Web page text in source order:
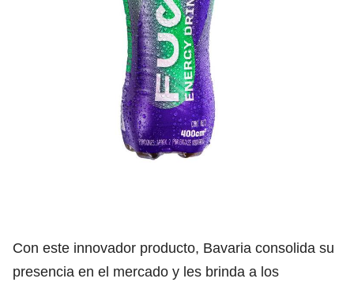
Con este innovador producto, Bavaria consolida su
presencia en el mercado y les brinda a los